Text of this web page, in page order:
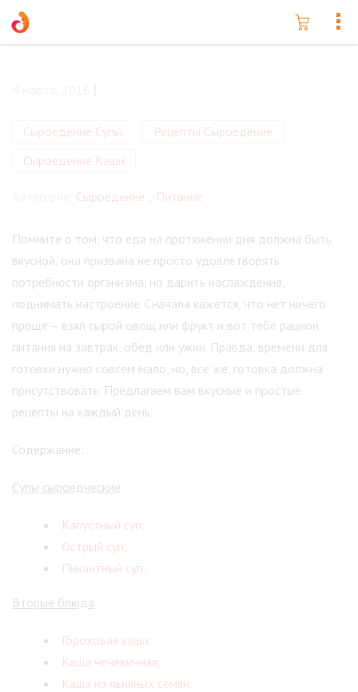
Сыроедение Супы
Рецепты Сыроедение
Сыроедение Каши
Сыроедение Питание
Помните о том, что еда на протяжении дня должна быть
вкусной, она призвана не просто удовлетворять
потребности организма, но дарить наслаждение,
поднимать настроение. Сначала кажется, что нет ничего
проще – взял сырой овощ или фрукт и вот тебе рацион
питания на завтрак, обед или ужин. Правда, времени для
готовки нужно совсем мало, но, все же, готовка должна
присутствовать. Предлагаем вам вкусные и простые
рецепты на каждый день.
Содержание:
Супы сыроедческие
Капустный суп;
Острый суп;
Пикантный суп;
Вторые блюда
Гороховая каша;
Каша чечевичная;
Каша из льняных семян;